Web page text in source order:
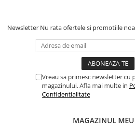
Newsletter Nu rata ofertele si promotiile
Vreau sa primesc newsletter cu
magazinului. Afla mai multe in
Confidentialitate
MAGAZINUL MEU